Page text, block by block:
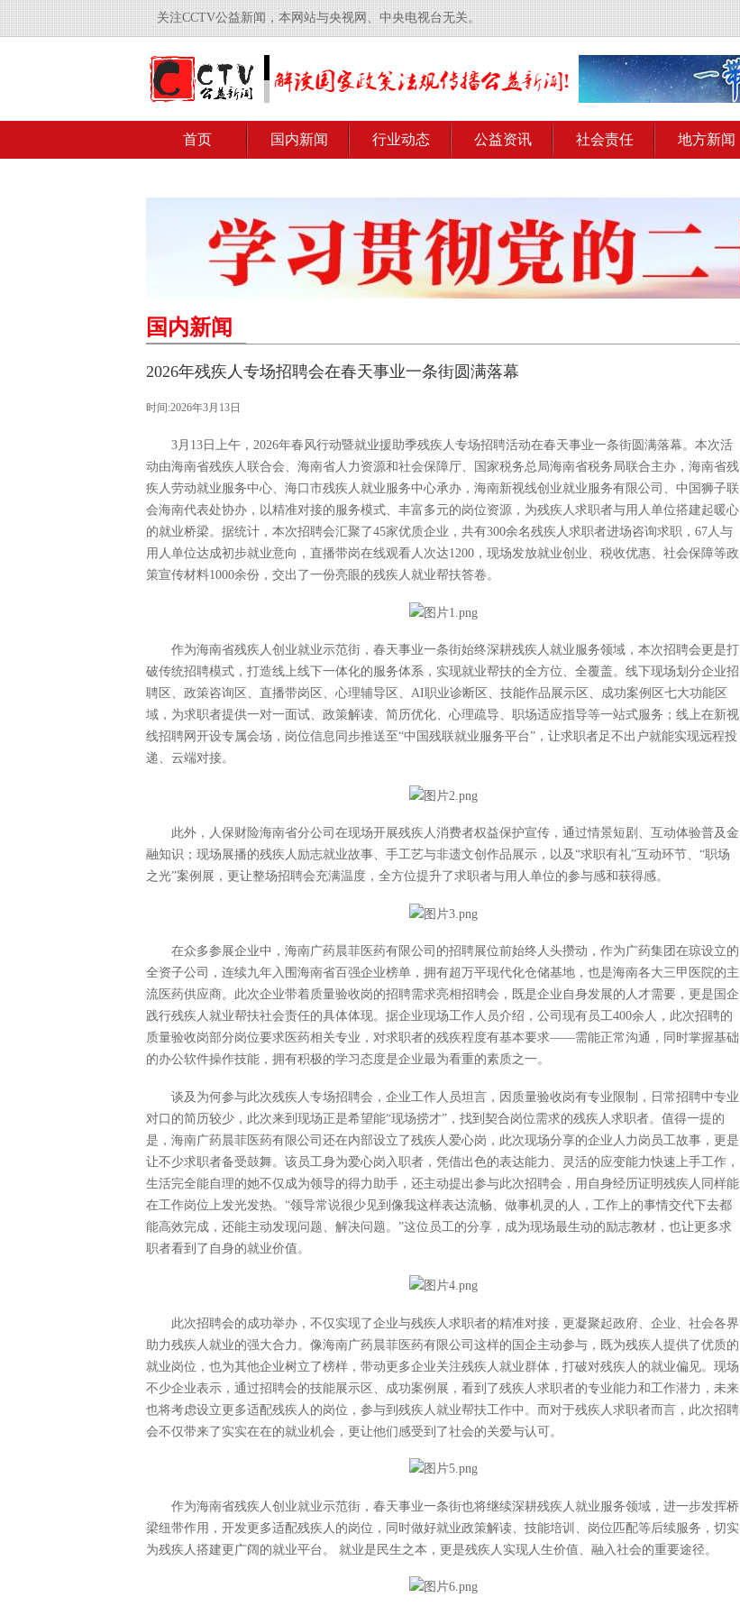
关注CCTV公益新闻，本网站与央视网、中央电视台无关。
首页 国内新闻 行业动态 公益资讯 社会责任 地方新闻
国内新闻
2026年残疾人专场招聘会在春天事业一条街圆满落幕
时间:2026年3月13日
3月13日上午，2026年春风行动暨就业援助季残疾人专场招聘活动在春天事业一条街圆满落幕。本次活
动由海南省残疾人联合会、海南省人力资源和社会保障厅、国家税务总局海南省税务局联合主办，海南省残
疾人劳动就业服务中心、海口市残疾人就业服务中心承办，海南新视线创业就业服务有限公司、中国狮子联
会海南代表处协办，以精准对接的服务模式、丰富多元的岗位资源，为残疾人求职者与用人单位搭建起暖心
的就业桥梁。据统计，本次招聘会汇聚了45家优质企业，共有300余名残疾人求职者进场咨询求职，67人与
用人单位达成初步就业意向，直播带岗在线观看人次达1200，现场发放就业创业、税收优惠、社会保障等政
策宣传材料1000余份，交出了一份亮眼的残疾人就业帮扶答卷。
作为海南省残疾人创业就业示范街，春天事业一条街始终深耕残疾人就业服务领域，本次招聘会更是打
破传统招聘模式，打造线上线下一体化的服务体系，实现就业帮扶的全方位、全覆盖。线下现场划分企业招
聘区、政策咨询区、直播带岗区、心理辅导区、AI职业诊断区、技能作品展示区、成功案例区七大功能区
域，为求职者提供一对一面试、政策解读、简历优化、心理疏导、职场适应指导等一站式服务；线上在新视
线招聘网开设专属会场，岗位信息同步推送至“中国残联就业服务平台”，让求职者足不出户就能实现远程投
递、云端对接。
此外，人保财险海南省分公司在现场开展残疾人消费者权益保护宣传，通过情景短剧、互动体验普及金
融知识；现场展播的残疾人励志就业故事、手工艺与非遗文创作品展示，以及“求职有礼”互动环节、“职场
之光”案例展，更让整场招聘会充满温度，全方位提升了求职者与用人单位的参与感和获得感。
在众多参展企业中，海南广药晨菲医药有限公司的招聘展位前始终人头攒动，作为广药集团在琼设立的
全资子公司，连续九年入围海南省百强企业榜单，拥有超万平现代化仓储基地，也是海南各大三甲医院的主
流医药供应商。此次企业带着质量验收岗的招聘需求亮相招聘会，既是企业自身发展的人才需要，更是国企
践行残疾人就业帮扶社会责任的具体体现。据企业现场工作人员介绍，公司现有员工400余人，此次招聘的
质量验收岗部分岗位要求医药相关专业，对求职者的残疾程度有基本要求——需能正常沟通，同时掌握基础
的办公软件操作技能，拥有积极的学习态度是企业最为看重的素质之一。
谈及为何参与此次残疾人专场招聘会，企业工作人员坦言，因质量验收岗有专业限制，日常招聘中专业
对口的简历较少，此次来到现场正是希望能“现场捞才”，找到契合岗位需求的残疾人求职者。值得一提的
是，海南广药晨菲医药有限公司还在内部设立了残疾人爱心岗，此次现场分享的企业人力岗员工故事，更是
让不少求职者备受鼓舞。该员工身为爱心岗入职者，凭借出色的表达能力、灵活的应变能力快速上手工作，
生活完全能自理的她不仅成为领导的得力助手，还主动提出参与此次招聘会，用自身经历证明残疾人同样能
在工作岗位上发光发热。“领导常说很少见到像我这样表达流畅、做事机灵的人，工作上的事情交代下去都
能高效完成，还能主动发现问题、解决问题。”这位员工的分享，成为现场最生动的励志教材，也让更多求
职者看到了自身的就业价值。
此次招聘会的成功举办，不仅实现了企业与残疾人求职者的精准对接，更凝聚起政府、企业、社会各界
助力残疾人就业的强大合力。像海南广药晨菲医药有限公司这样的国企主动参与，既为残疾人提供了优质的
就业岗位，也为其他企业树立了榜样，带动更多企业关注残疾人就业群体，打破对残疾人的就业偏见。现场
不少企业表示，通过招聘会的技能展示区、成功案例展，看到了残疾人求职者的专业能力和工作潜力，未来
也将考虑设立更多适配残疾人的岗位，参与到残疾人就业帮扶工作中。而对于残疾人求职者而言，此次招聘
会不仅带来了实实在在的就业机会，更让他们感受到了社会的关爱与认可。
作为海南省残疾人创业就业示范街，春天事业一条街也将继续深耕残疾人就业服务领域，进一步发挥桥
梁纽带作用，开发更多适配残疾人的岗位，同时做好就业政策解读、技能培训、岗位匹配等后续服务，切实
为残疾人搭建更广阔的就业平台。 就业是民生之本，更是残疾人实现人生价值、融入社会的重要途径。